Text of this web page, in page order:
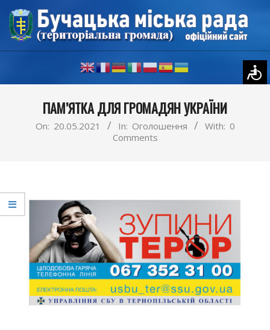
Skip
content
ПАМ’ЯТКА ДЛЯ ГРОМАДЯН УКРАЇНИ
On: 20.05.2021 In: Оголошення With: 0
Comments